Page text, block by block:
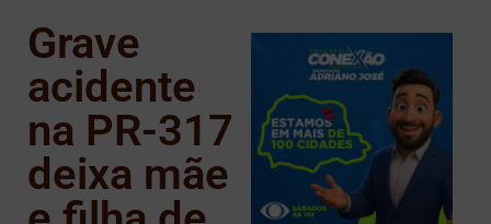
Grave
acidente
na PR-317
deixa mãe